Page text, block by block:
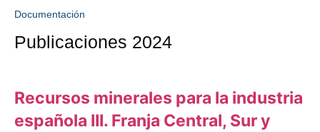
Documentación
Publicaciones 2024
Recursos minerales para la industria
española III. Franja Central, Sur y